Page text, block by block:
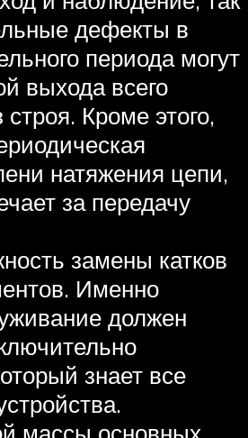
дефекты в
периода могут
выхода всего
строя. Кроме этого,
натяжения цепи,
за передачу
замены катков
Именно
должен
знает все
массы основных